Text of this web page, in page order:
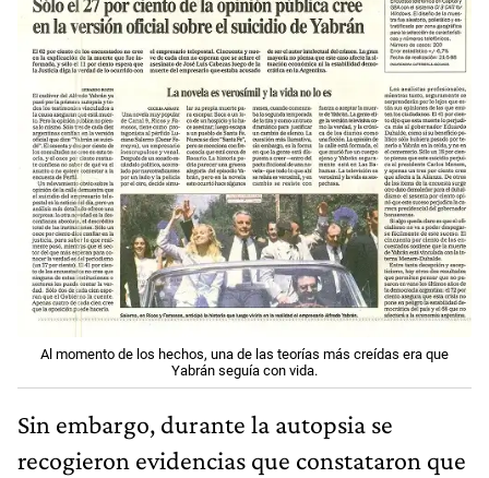
Al momento de los hechos, una de las teorías más creídas era que
Yabrán seguía con vida.
Sin embargo, durante la autopsia se
recogieron evidencias que constataron que